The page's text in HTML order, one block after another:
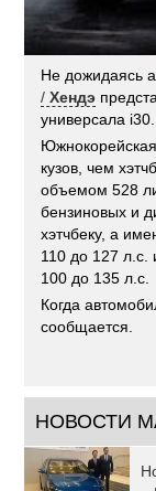
Не дожидаясь
/Хендэ
универсала i30.
кузов, чем
объемом 528
бензиновых и
хэтчбеку, а
110 до 127 л.с.
100 до 135 л.с.
Когда
сообщается.
НОВОСТИ